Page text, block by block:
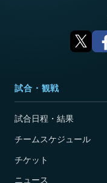
試合・観戦
試合日程・結果
チームスケジュール
チケット
ニュース